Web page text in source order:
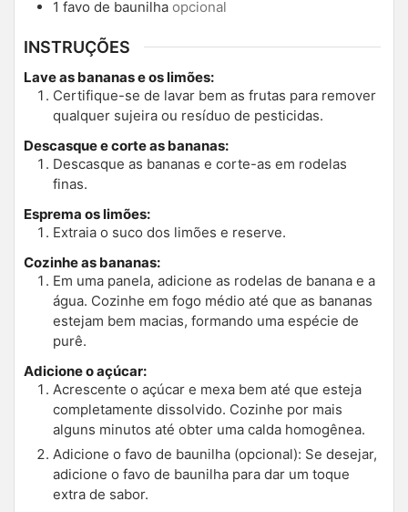
1 favo de baunilha opcional
INSTRUÇÕES
Lave as bananas e os limões:
Certifique-se de lavar bem as frutas para remover
qualquer sujeira ou resíduo de pesticidas.
Descasque e corte as bananas:
Descasque as bananas e corte-as em rodelas
finas.
Esprema os limões:
Extraia o suco dos limões e reserve.
Cozinhe as bananas:
Em uma panela, adicione as rodelas de banana e a
água. Cozinhe em fogo médio até que as bananas
estejam bem macias, formando uma espécie de
purê.
Adicione o açúcar:
Acrescente o açúcar e mexa bem até que esteja
completamente dissolvido. Cozinhe por mais
alguns minutos até obter uma calda homogênea.
Adicione o favo de baunilha (opcional): Se desejar,
adicione o favo de baunilha para dar um toque
extra de sabor.